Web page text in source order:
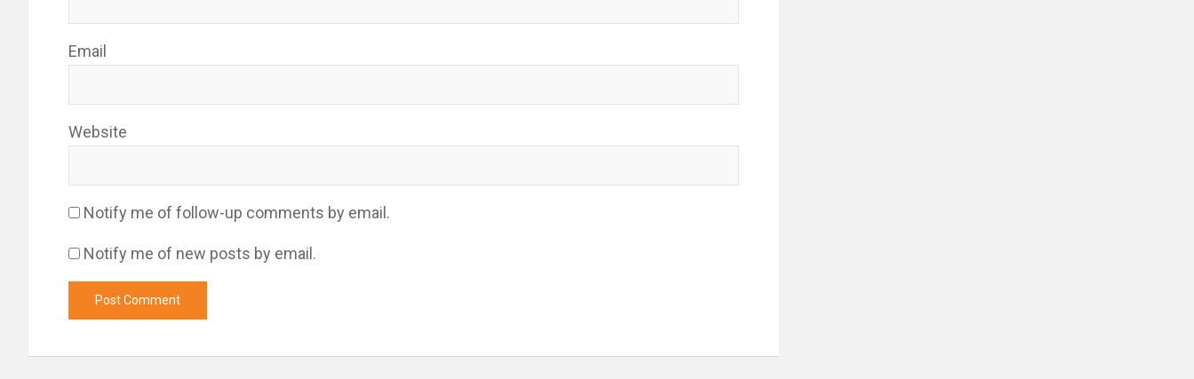
Email
Website
Notify me of follow-up comments by email.
Notify me of new posts by email.